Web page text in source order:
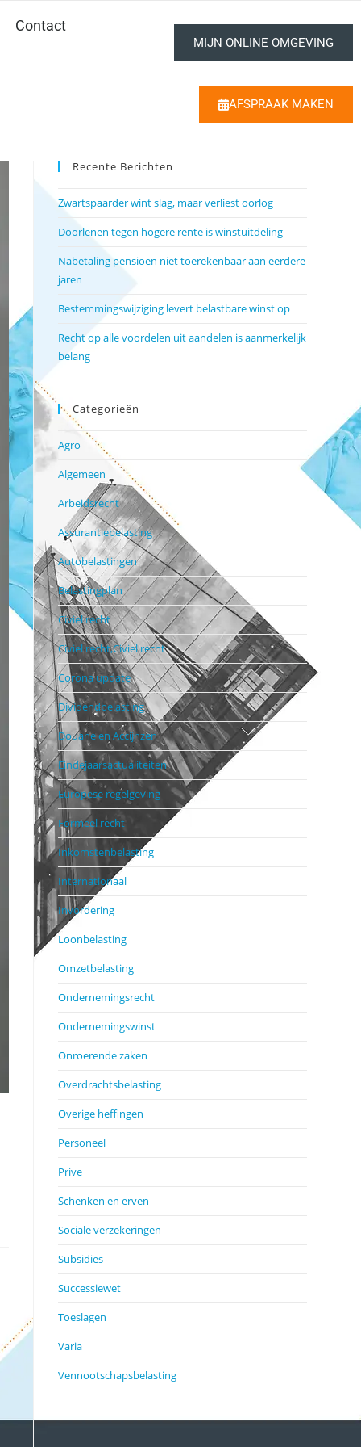
Contact
MIJN ONLINE OMGEVING
AFSPRAAK MAKEN
Recente Berichten
Zwartspaarder wint slag, maar verliest oorlog
Doorlenen tegen hogere rente is winstuitdeling
Nabetaling pensioen niet toerekenbaar aan eerdere
jaren
Bestemmingswijziging levert belastbare winst op
Recht op alle voordelen uit aandelen is aanmerkelijk
belang
Categorieën
Agro
Algemeen
Arbeidsrecht
Assurantiebelasting
Autobelastingen
Belastingplan
Civiel recht
Civiel recht,Civiel recht
Corona update
Dividendbelasting
Douane en Accijnzen
Eindejaarsactualiteiten
Europese regelgeving
Formeel recht
Inkomstenbelasting
Internationaal
Invordering
Loonbelasting
Omzetbelasting
Ondernemingsrecht
Ondernemingswinst
Onroerende zaken
Overdrachtsbelasting
Overige heffingen
Personeel
Prive
Schenken en erven
Sociale verzekeringen
Subsidies
Successiewet
Toeslagen
Varia
Vennootschapsbelasting